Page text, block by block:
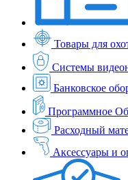
Товары для
Системы
Банковское
Программное
Расходный
Аксессуары и